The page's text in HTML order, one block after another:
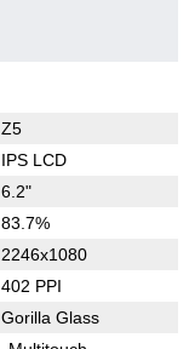
Z5
IPS LCD
6.2"
83.7%
2246x1080
402 PPI
Gorilla Glass